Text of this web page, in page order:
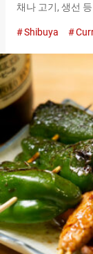
채나 고기, 생선
꼬치구이는, 말하
부야와 하라주쿠
역에 위치한 『
선 지역이기 때문
게 모습이 눈길을
『
（Chicken Meat
종류입니다. 소고
불에 구워낸 꼬치
그 중에서 먼저
(간판) 쿠시야끼(
리(닭고기) 츠쿠
대표하는 꼬치구
（Chicken Meat…
Shibuya